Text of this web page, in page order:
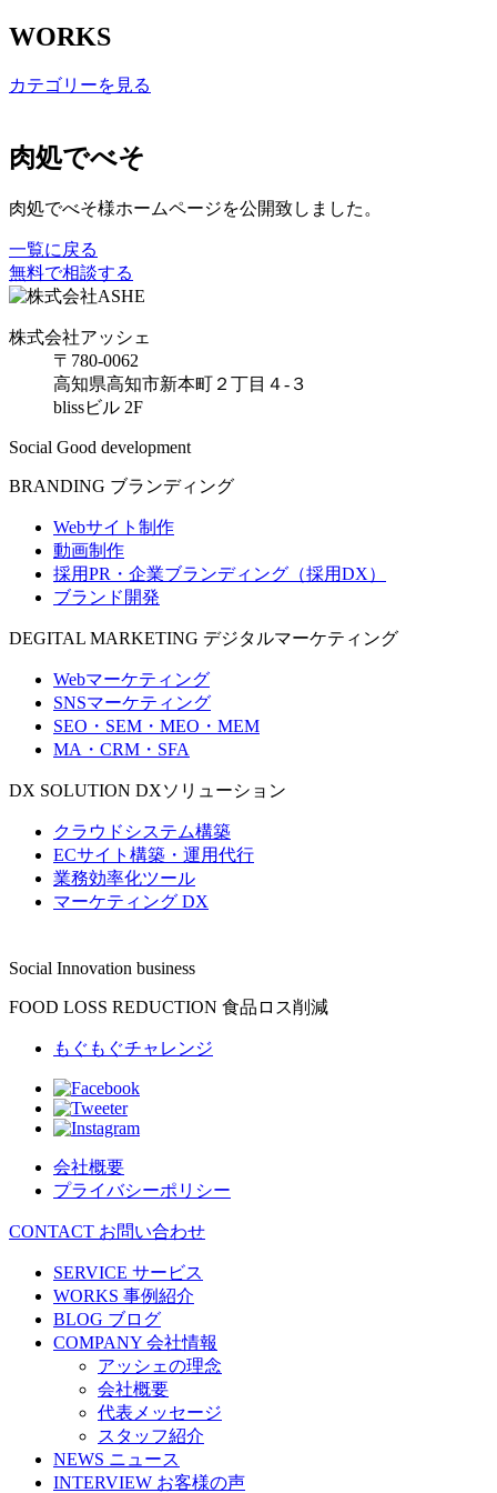
WORKS
カテゴリーを見る
肉処でべそ
肉処でべそ様ホームページを公開致しました。
一覧に戻る
無料で相談する
株式会社アッシェ
〒780-0062
高知県高知市新本町２丁目４-３
blissビル 2F
Social Good development
BRANDING ブランディング
Webサイト制作
動画制作
採用PR・企業ブランディング（採用DX）
ブランド開発
DEGITAL MARKETING デジタルマーケティング
Webマーケティング
SNSマーケティング
SEO・SEM・MEO・MEM
MA・CRM・SFA
DX SOLUTION DXソリューション
クラウドシステム構築
ECサイト構築・運用代行
業務効率化ツール
マーケティング DX
Social Innovation business
FOOD LOSS REDUCTION 食品ロス削減
もぐもぐチャレンジ
会社概要
プライバシーポリシー
CONTACT お問い合わせ
SERVICE サービス
WORKS 事例紹介
BLOG ブログ
COMPANY 会社情報
アッシェの理念
会社概要
代表メッセージ
スタッフ紹介
NEWS ニュース
INTERVIEW お客様の声